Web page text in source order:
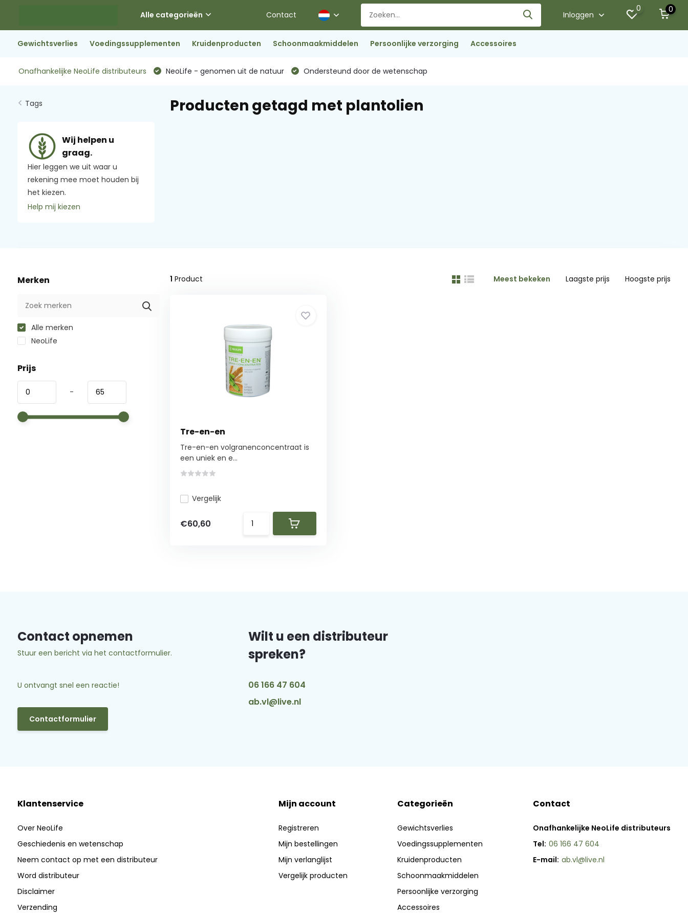
Alle categorieën Contact Inloggen
0 0
Gewichtsverlies Voedingssupplementen Kruidenproducten Schoonmaakmiddelen Persoonlijke verzorging Accessoires
Onafhankelijke NeoLife distributeurs NeoLife - genomen uit de natuur Ondersteund door de wetenschap
Tags
Wij helpen u
graag.
Hier leggen we uit waar u
rekening mee moet houden bij
het kiezen.
Help mij kiezen
Producten getagd met plantolien
Merken
Alle merken
NeoLife
Prijs
-
1 Product Meest bekeken Laagste prijs Hoogste prijs
Tre-en-en
Tre-en-en volgranenconcentraat is
een uniek en e...
Vergelijk
€60,60
Contact opnemen
Stuur een bericht via het contactformulier.
U ontvangt snel een reactie!
Contactformulier
Wilt u een distributeur
spreken?
06 166 47 604
ab.vl@live.nl
Klantenservice
Over NeoLife
Geschiedenis en wetenschap
Neem contact op met een distributeur
Word distributeur
Disclaimer
Verzending
Mijn account
Registreren
Mijn bestellingen
Mijn verlanglijst
Vergelijk producten
Categorieën
Gewichtsverlies
Voedingssupplementen
Kruidenproducten
Schoonmaakmiddelen
Persoonlijke verzorging
Accessoires
Contact
Onafhankelijke NeoLife distributeurs
Tel: 06 166 47 604
E-mail: ab.vl@live.nl